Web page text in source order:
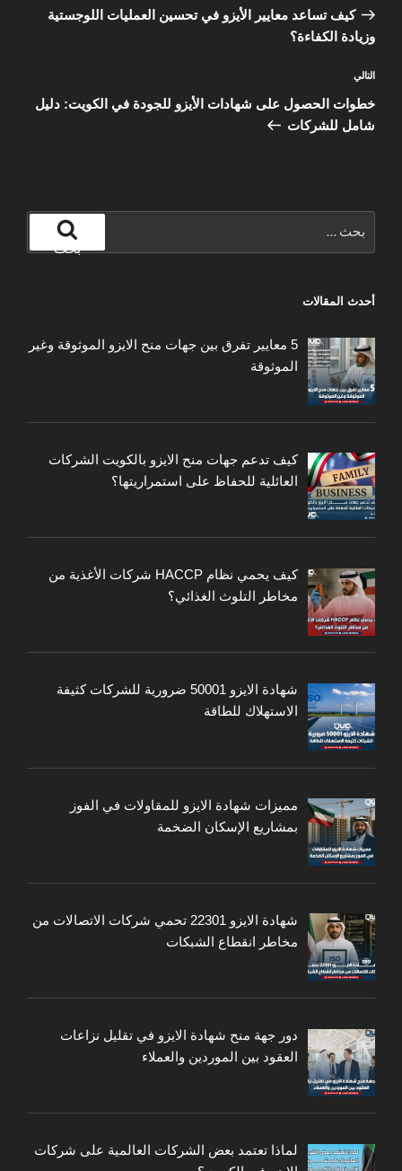
السابقةكيف تساعد معايير الأيزو في تحسين العمليات اللوجستية
وزيادة الكفاءة؟
المقالة
التالية
التالي
خطوات الحصول على شهادات الأيزو للجودة في الكويت: دليل
شامل للشركات
عن:
بحث
أحدث المقالات
5 معايير تفرق بين جهات منح الايزو الموثوقة وغير
الموثوقة
كيف تدعم جهات منح الايزو بالكويت الشركات
العائلية للحفاظ على استمراريتها؟
كيف يحمي نظام HACCP شركات الأغذية من
مخاطر التلوث الغذائي؟
شهادة الايزو 50001 ضرورية للشركات كثيفة
الاستهلاك للطاقة
مميزات شهادة الايزو للمقاولات في الفوز
بمشاريع الإسكان الضخمة
شهادة الايزو 22301 تحمي شركات الاتصالات من
مخاطر انقطاع الشبكات
دور جهة منح شهادة الايزو في تقليل نزاعات
العقود بين الموردين والعملاء
لماذا تعتمد بعض الشركات العالمية على شركات